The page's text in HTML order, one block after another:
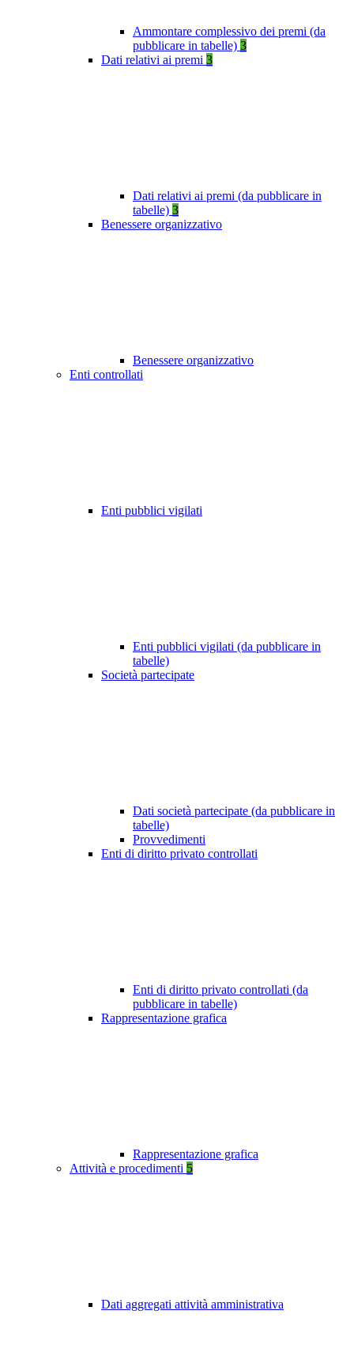
Ammontare complessivo dei premi (da
pubblicare in tabelle) 3
Dati relativi ai premi 3
Dati relativi ai premi (da pubblicare in
tabelle) 3
Benessere organizzativo
Benessere organizzativo
Enti controllati
Enti pubblici vigilati
Enti pubblici vigilati (da pubblicare in
tabelle)
Società partecipate
Dati società partecipate (da pubblicare in
tabelle)
Provvedimenti
Enti di diritto privato controllati
Enti di diritto privato controllati (da
pubblicare in tabelle)
Rappresentazione grafica
Rappresentazione grafica
Attività e procedimenti 5
Dati aggregati attività amministrativa